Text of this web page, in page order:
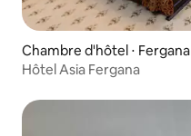
Chambre d'hôtel ⋅ Fergana
Hôtel Asia Fergana